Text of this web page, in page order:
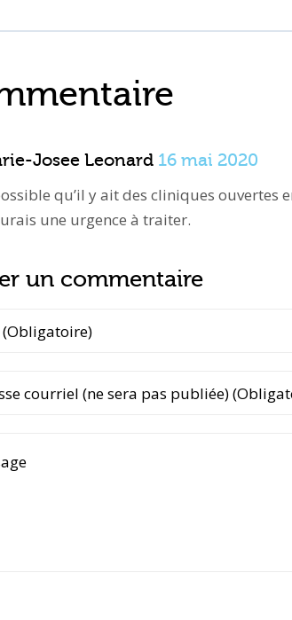
Josee Leonard 16 mai 2020
qu’il y ait des cliniques
une urgence à traiter.
un commentaire